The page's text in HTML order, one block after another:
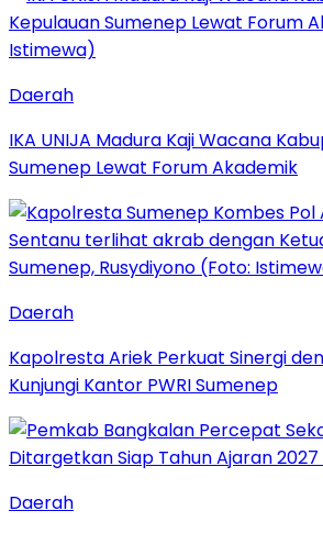
Daerah
IKA UNIJA Madura Kaji Wacana
Sumenep Lewat Forum Akademik
Daerah
Kapolresta Ariek Perkuat Sinergi
Kunjungi Kantor PWRI Sumenep
Daerah